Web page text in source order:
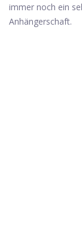
immer noch ein
Anhängerschaft.